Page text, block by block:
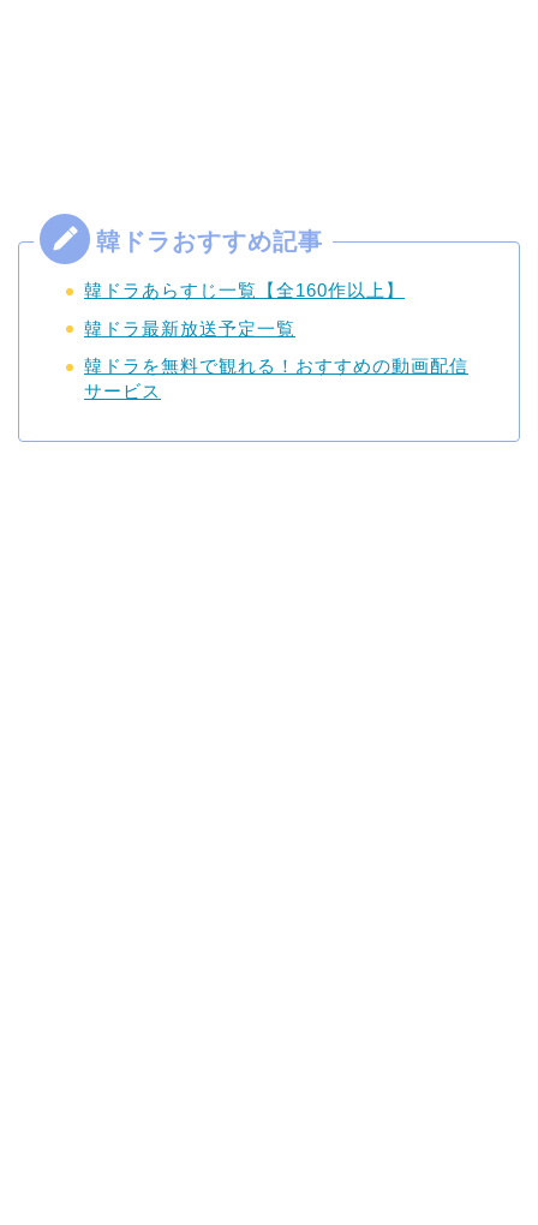
韓ドラあらすじ一覧【全160作以上】
韓ドラ最新放送予定一覧
韓ドラを無料で観れる！おすすめの動画配信
サービス